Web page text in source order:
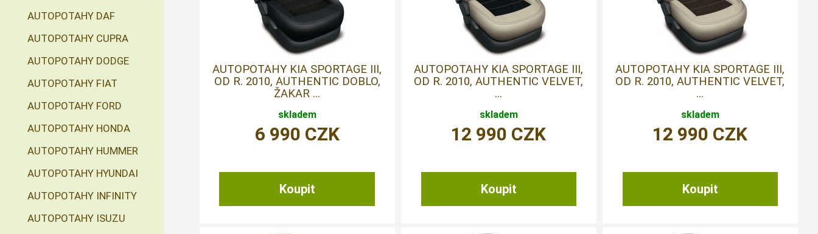
AUTOPOTAHY KIA SPORTAGE III,
OD R. 2010, AUTHENTIC DOBLO,
ŽAKAR ...
skladem
6 990 CZK
AUTOPOTAHY KIA SPORTAGE III,
OD R. 2010, AUTHENTIC VELVET,
...
skladem
12 990 CZK
AUTOPOTAHY KIA SPORTAGE III,
OD R. 2010, AUTHENTIC VELVET,
...
skladem
12 990 CZK
AUTOPOTAHY DAF
AUTOPOTAHY CUPRA
AUTOPOTAHY DODGE
AUTOPOTAHY FIAT
AUTOPOTAHY FORD
AUTOPOTAHY HONDA
AUTOPOTAHY HUMMER
AUTOPOTAHY HYUNDAI
AUTOPOTAHY INFINITY
AUTOPOTAHY ISUZU